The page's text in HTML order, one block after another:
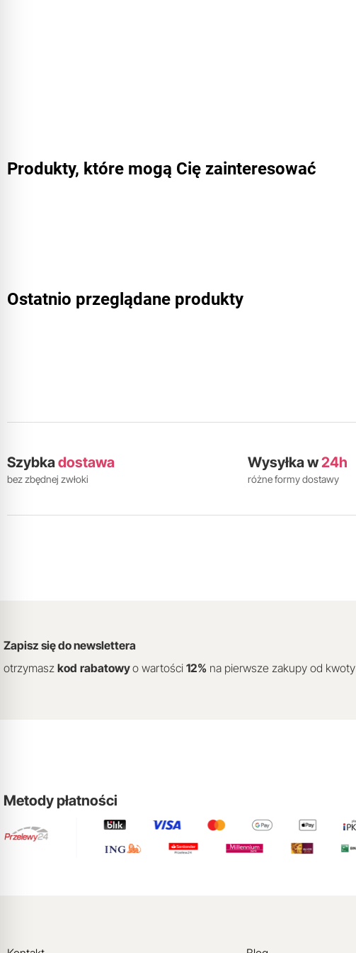
Produkty, które mogą Cię zainteresować
Ostatnio przeglądane produkty
Szybkadostawa
bez zbędnej zwłoki
Wysyłka w24h
różne formy dostawy
Zapisz się do newslettera
otrzymasz kod rabatowyo wartości 12% na pierwsze zakupy od kwoty
Metody płatności